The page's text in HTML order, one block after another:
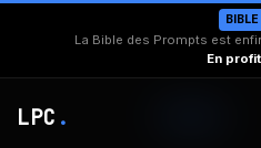
BIBLE
La Bible des Prompts est
En
LPC .